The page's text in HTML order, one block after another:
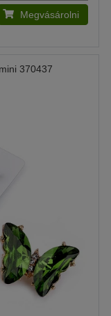
Megvásárolni
370437